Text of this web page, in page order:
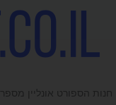
חנות הספורט אונליין מספר 1 של ישראל